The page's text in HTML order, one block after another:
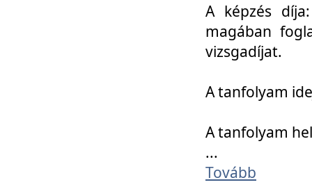
A képzés
magában
vizsgadíjat.
A tanfolyam
A tanfolyam
...
Tovább